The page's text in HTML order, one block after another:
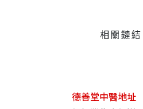
相關鏈結
德善堂中醫地址